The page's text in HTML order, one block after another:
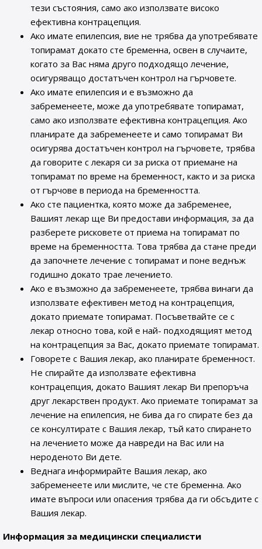
тези състояния, само ако използвате високо
ефективна контрацепция.
Ако имате епилепсия, вие не трябва да употребявате
топирамат докато сте бременна, освен в случаите,
когато за Вас няма друго подходящо лечение,
осигуряващо достатъчен контрол на гърчовете.
Ако имате епилепсия и е възможно да
забременеете, може да употребявате топирамат,
само ако използвате ефективна контрацепция. Ако
планирате да забременеете и само топирамат Ви
осигурява достатъчен контрол на гърчовете, трябва
да говорите с лекаря си за риска от приемане на
топирамат по време на бременност, както и за риска
от гърчове в периода на бременността.
Ако сте пациентка, която може да забременее,
Вашият лекар ще Ви предостави информация, за да
разберете рисковете от приема на топирамат по
време на бременността. Това трябва да стане преди
да започнете лечение с топирамат и поне веднъж
годишно докато трае лечението.
Ако е възможно да забременеете, трябва винаги да
използвате ефективен метод на контрацепция,
докато приемате топирамат. Посъветвайте се с
лекар относно това, кой е най- подходящият метод
на контрацепция за Вас, докато приемате топирамат.
Говорете с Вашия лекар, ако планирате бременност.
Не спирайте да използвате ефективна
контрацепция, докато Вашият лекар Ви препоръча
друг лекарствен продукт. Ако приемате топирамат за
лечение на епилепсия, не бива да го спирате без да
се консултирате с Вашия лекар, тъй като спирането
на лечението може да навреди на Вас или на
нероденото Ви дете.
Веднага информирайте Вашия лекар, ако
забременеете или мислите, че сте бременна. Ако
имате въпроси или опасения трябва да ги обсъдите с
Вашия лекар.
Информация за медицински специалисти